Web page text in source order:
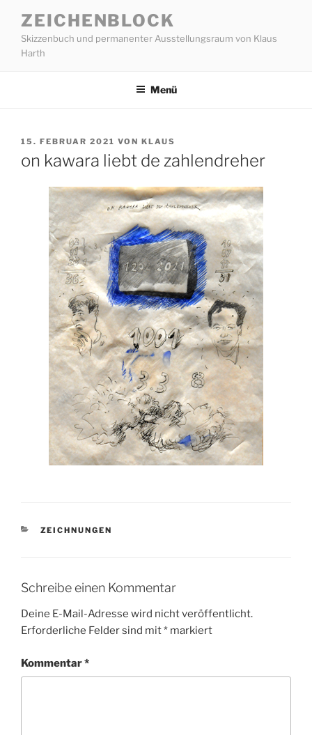
Inhalt
springen
ZEICHENBLOCK
Skizzenbuch und permanenter Ausstellungsraum von Klaus
Harth
Menü
VERÖFFENTLICHT
15. FEBRUAR 2021 VON KLAUS
on kawara liebt de zahlendreher
KATEGORIEN
ZEICHNUNGEN
Schreibe einen Kommentar
Deine E-Mail-Adresse wird nicht veröffentlicht.
Erforderliche Felder sind mit* markiert
Kommentar*